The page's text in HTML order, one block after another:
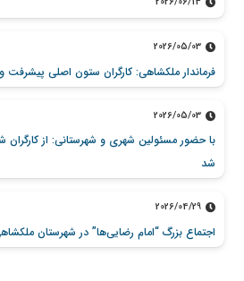
2026/05/03
فرماندار ملکشاهی: کارگران ستون اصلی
2026/05/03
با حضور مسئولین شهری و شهرستانی: از کارگران
شد
2026/04/29
اجتماع بزرگ “امام رضایی‌ها” در شهرستان